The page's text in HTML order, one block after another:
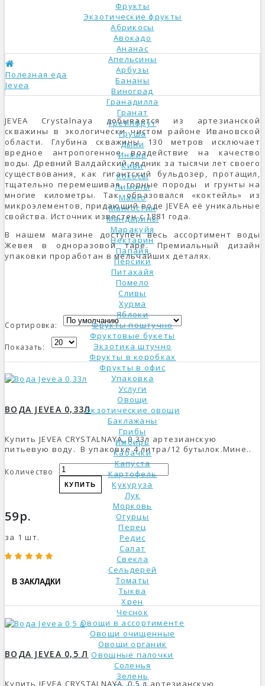
Фрукты
Экзотические фрукты
Абрикосы
Авокадо
Ананас
Апельсины
Арбузы
Бананы
Виноград
Гранадилла
Гранат
Грейпфрут
Груша
Дыни
Инжир
Киви
Кокосы
Лимоны
Манго
Мангостин
Мандарины
Маракуйя
Нектарин
Папайя
Персики
Питахайя
Помело
Сливы
Хурма
Яблоки
Фрукты поштучно
Фруктовые букеты
Экзотика штучно
Фрукты в коробках
Фрукты в офис
Упаковка
Услуги
Овощи
Экзотические овощи
Баклажаны
Грибы
Имбирь
Кабачки
Капуста
Картофель
Кукуруза
Лук
Морковь
Огурцы
Перец
Редис
Салат
Свекла
Сельдерей
Томаты
Тыква
Хрен
Чеснок
Овощи в ассортименте
Овощи очищенные
Овощи органик
Овощные палочки
Соленья
Зелень
Полезная еда
Jevea
JEVEA Crystalnaya добывается из артезианской
скважины в экологически чистом районе Ивановской
области. Глубина скважины 130 метров исключает
вредное антропогенное воздействие на качество
воды. Древний Валдайский ледник за тысячи лет своего
существования, как гигантский бульдозер, протащил,
тщательно перемешивая, горные породы и грунты на
многие километры. Так образовался «коктейль» из
микроэлементов, придающий воде JEVEA её уникальные
свойства. Источник известен с 1881 года.
В нашем магазине доступен весь ассортимент воды
Жевея в одноразовой таре. Премиальный дизайн
упаковки проработан в мельчайших деталях.
Сортировка:
Показать:
ВОДА JEVEA 0,33Л
Купить JEVEA CRYSTALNAYA, 0,33л артезианскую
питьевую воду. В упаковке 4 литра/12 бутылок.Мине..
Количество
КУПИТЬ
59р.
за 1 шт.
В ЗАКЛАДКИ
ВОДА JEVEA 0,5 Л
Купить JEVEA CRYSTALNAYA, 0,5 л артезианскую